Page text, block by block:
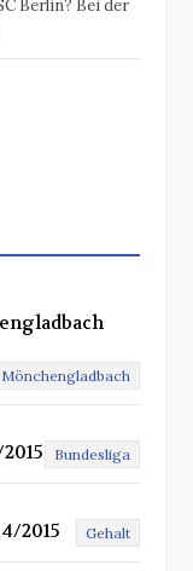
Berlin? Bei der
Bundesliga
2015 Gehalt